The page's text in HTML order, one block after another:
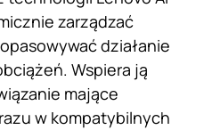
zarządzać
działanie
Wspiera ją
mające
w kompatybilnych